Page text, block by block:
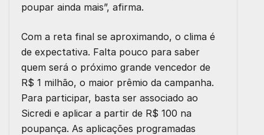
poupar ainda mais”, afirma.
Com a reta final se aproximando, o clima é
de expectativa. Falta pouco para saber
quem será o próximo grande vencedor de
R$ 1 milhão, o maior prêmio da campanha.
Para participar, basta ser associado ao
Sicredi e aplicar a partir de R$ 100 na
poupança. As aplicações programadas